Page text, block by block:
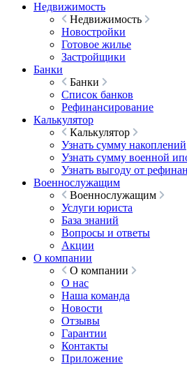
Недвижимость
Недвижимость
Новостройки
Готовое жилье
Застройщики
Банки
Банки
Список банков
Рефинансирование
Калькулятор
Калькулятор
Узнать сумму накоплений
Узнать сумму военной
Узнать выгоду от
Военнослужащим
Военнослужащим
Услуги юриста
База знаний
Вопросы и ответы
Акции
О компании
О компании
О нас
Наша команда
Новости
Отзывы
Гарантии
Контакты
Приложение